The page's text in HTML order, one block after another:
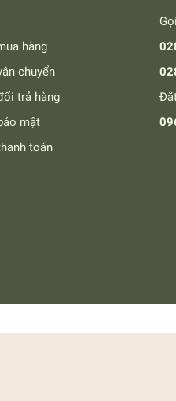
hàng
chuyển
trả hàng
mật
toán